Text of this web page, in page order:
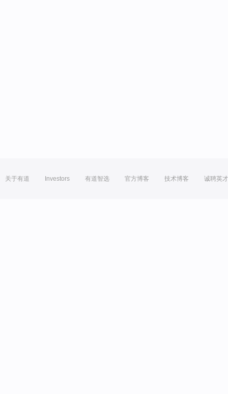
关于有道 Investors 有道智选 官方博客 技术博客 诚聘英才